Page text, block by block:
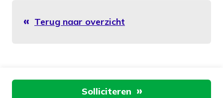
Terug naar overzicht
Aan de slagSolliciteren